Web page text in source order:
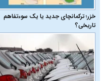
خزر؛ ترکمانچای جدید یا یک سوءتفاهم
تاریخی؟